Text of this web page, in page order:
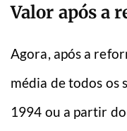
Valor após a
Agora, após a
média de todos os
1994 ou a partir